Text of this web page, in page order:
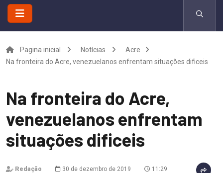
Pagina inicial Notícias
Acre
Na fronteira do Acre, venezuelanos enfrentam situações dificeis
Na fronteira do Acre,
venezuelanos enfrentam
situações dificeis
Redação 30 de dezembro de 2019 11:29